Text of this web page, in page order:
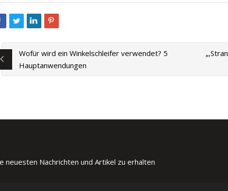
Wofür wird ein Winkelschleifer verwendet? 5
Hauptanwendungen
neuesten Nachrichten und Artikel zu erhalten